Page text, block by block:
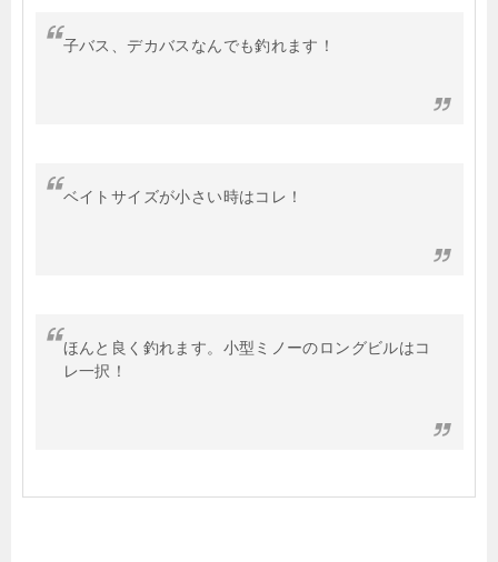
子バス、デカバスなんでも釣れます！
ベイトサイズが小さい時はコレ！
ほんと良く釣れます。小型ミノーのロングビルはコ
レ一択！